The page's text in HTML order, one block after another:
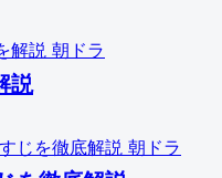
朝ドラ
説
朝ドラ